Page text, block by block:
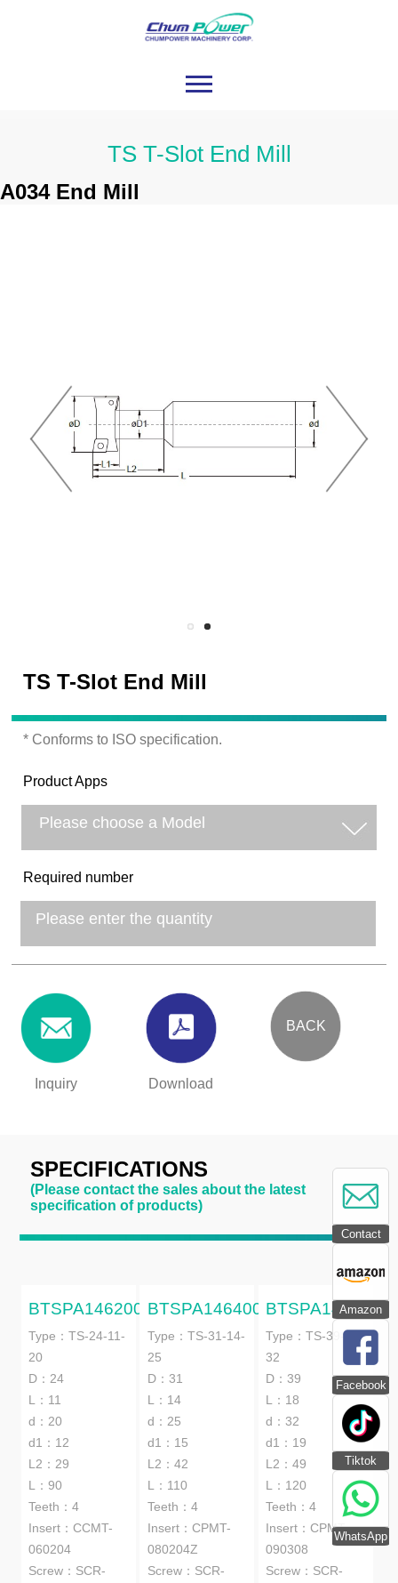
Contact
Amazon
Facebook
Tiktok
WhatsApp
TS T-Slot End Mill
A034 End Mill
TS T-Slot End Mill
* Conforms to ISO specification.
Product Apps
Required number
Inquiry Download
BACK
SPECIFICATIONS
(Please contact the sales about the latest
specification of products)
BTSPA1462000
Type：TS-24-11-
20
D：24
L：11
d：20
d1：12
L2：29
L：90
Teeth：4
Insert：CCMT-
060204
Screw：SCR-
BTSPA1464000
Type：TS-31-14-
25
D：31
L：14
d：25
d1：15
L2：42
L：110
Teeth：4
Insert：CPMT-
080204Z
Screw：SCR-
BTSPA1466000
Type：TS-39-18-
32
D：39
L：18
d：32
d1：19
L2：49
L：120
Teeth：4
Insert：CPMT-
090308
Screw：SCR-